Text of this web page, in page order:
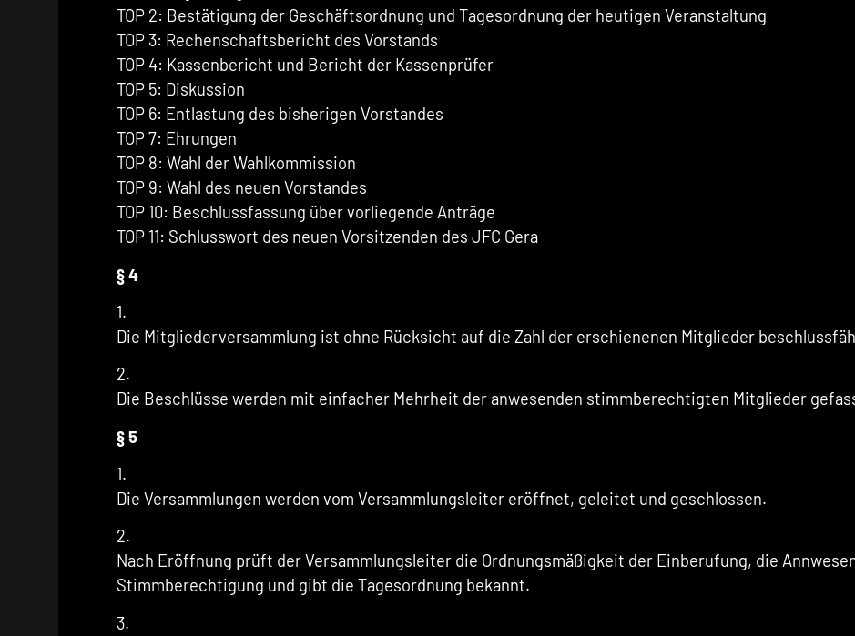
TOP 2: Bestätigung der Geschäftsordnung und Tagesordnung der heutigen Veranstaltung
TOP 3: Rechenschaftsbericht des Vorstands
TOP 4: Kassenbericht und Bericht der Kassenprüfer
TOP 5: Diskussion
TOP 6: Entlastung des bisherigen Vorstandes
TOP 7: Ehrungen
TOP 8: Wahl der Wahlkommission
TOP 9: Wahl des neuen Vorstandes
TOP 10: Beschlussfassung über vorliegende Anträge
TOP 11: Schlusswort des neuen Vorsitzenden des JFC Gera
§ 4
1.
Die Mitgliederversammlung ist ohne Rücksicht auf die Zahl der erschienenen Mitglieder
2.
Die Beschlüsse werden mit einfacher Mehrheit der anwesenden stimmberechtigten Mitglieder
§ 5
1.
Die Versammlungen werden vom Versammlungsleiter eröffnet, geleitet und geschlossen.
2.
Nach Eröffnung prüft der Versammlungsleiter die Ordnungsmäßigkeit der Einberufung, die
Stimmberechtigung und gibt die Tagesordnung bekannt.
3.